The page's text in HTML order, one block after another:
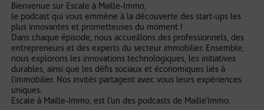
Bienvenue sur Escale à Maille-Immo,
le podcast qui vous emmène à la découverte des start-ups les
plus innovantes et prometteuses du moment !
Dans chaque épisode, nous accueillons des professionnels, des
entrepreneurs et des experts du secteur immobilier. Ensemble,
nous explorons les innovations technologiques, les initiatives
durables, ainsi que les défis sociaux et économiques liés à
l'immobilier. Nos invités partagent avec vous leurs expériences
uniques.
Escale à Maille-Immo, est l'un des podcasts de Maille'Immo.